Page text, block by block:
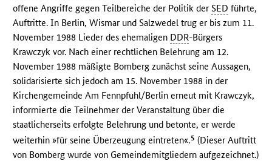
offene Angriffe gegen Teilbereiche der Politik derSED führte,
Auftritte. In Berlin, Wismar und Salzwedel trug er bis zum 11.
November 1988 Lieder des ehemaligen DDR-Bürgers
Krawczyk vor. Nach einer rechtlichen Belehrung am 12.
November 1988 mäßigte Bomberg zunächst seine Aussagen,
solidarisierte sich jedoch am 15. November 1988 in der
Kirchengemeinde Am Fennpfuhl/Berlin erneut mit Krawczyk,
informierte die Teilnehmer der Veranstaltung über die
staatlicherseits erfolgte Belehrung und betonte, er werde
weiterhin »für seine Überzeugung eintreten«.5 (Dieser Auftritt
von Bomberg wurde von Gemeindemitgliedern aufgezeichnet.)